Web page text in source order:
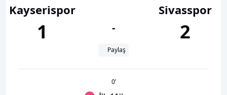
Kayserispor
1 -
Paylaş
Sivasspor
2
0’